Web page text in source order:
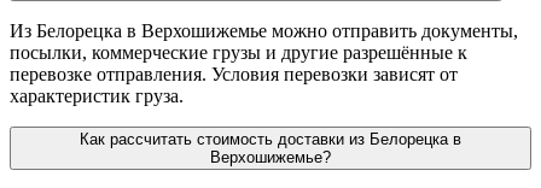
Из Белорецка в Верхошижемье можно отправить документы,
посылки, коммерческие грузы и другие разрешённые к
перевозке отправления. Условия перевозки зависят от
характеристик груза.
Как рассчитать стоимость доставки из Белорецка в
Верхошижемье?